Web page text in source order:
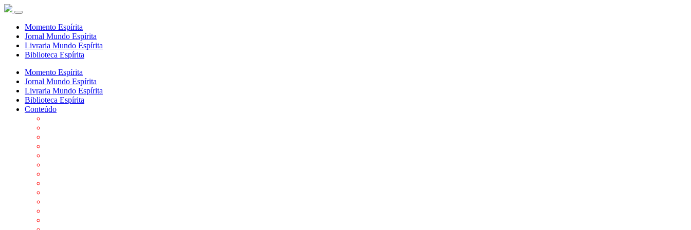
Momento Espírita
Jornal Mundo Espírita
Livraria Mundo Espírita
Biblioteca Espírita
Momento Espírita
Jornal Mundo Espírita
Livraria Mundo Espírita
Biblioteca Espírita
Conteúdo